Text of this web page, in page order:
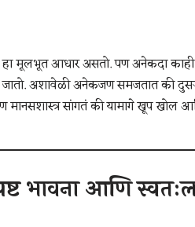
हा मूलभूत आधार असतो. पण अनेकदा काही
जातो. अशावेळी अनेकजण समजतात की
मानसशास्त्र सांगतं की यामागे खूप
भावना आणि